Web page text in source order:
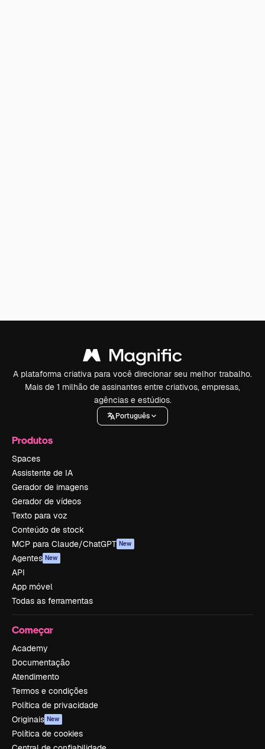
A plataforma criativa para você direcionar seu melhor trabalho.
Mais de 1 milhão de assinantes entre criativos, empresas,
agências e estúdios.
Português
Produtos
Spaces
Assistente de IA
Gerador de imagens
Gerador de vídeos
Texto para voz
Conteúdo de stock
MCP para Claude/ChatGPT New
Agentes New
API
App móvel
Todas as ferramentas
Começar
Academy
Documentação
Atendimento
Termos e condições
Política de privacidade
Originais New
Política de cookies